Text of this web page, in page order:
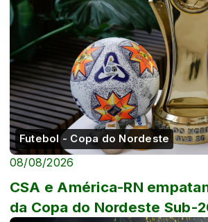
Futebol - Copa do Nordeste
08/08/2026
CSA e América-RN
da Copa do Nordeste Sub-